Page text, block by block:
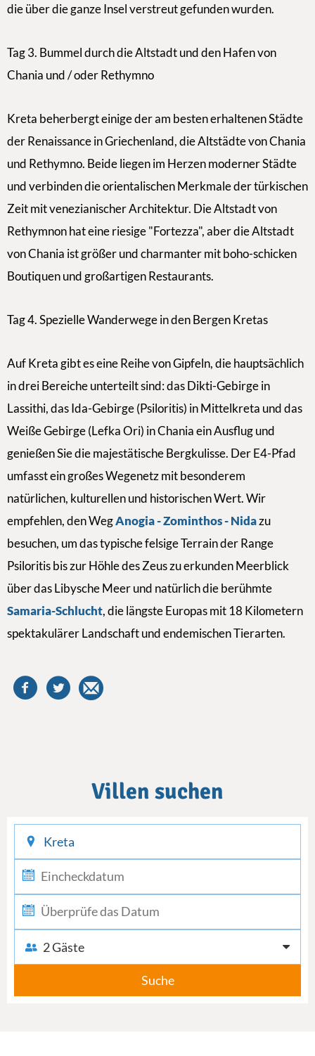
die über die ganze Insel verstreut gefunden wurden.
Tag 3. Bummel durch die Altstadt und den Hafen von
Chania und / oder Rethymno
Kreta beherbergt einige der am besten erhaltenen Städte
der Renaissance in Griechenland, die Altstädte von Chania
und Rethymno. Beide liegen im Herzen moderner Städte
und verbinden die orientalischen Merkmale der türkischen
Zeit mit venezianischer Architektur. Die Altstadt von
Rethymnon hat eine riesige "Fortezza", aber die Altstadt
von Chania ist größer und charmanter mit boho-schicken
Boutiquen und großartigen Restaurants.
Tag 4. Spezielle Wanderwege in den Bergen Kretas
Auf Kreta gibt es eine Reihe von Gipfeln, die hauptsächlich
in drei Bereiche unterteilt sind: das Dikti-Gebirge in
Lassithi, das Ida-Gebirge (Psiloritis) in Mittelkreta und das
Weiße Gebirge (Lefka Ori) in Chania ein Ausflug und
genießen Sie die majestätische Bergkulisse. Der E4-Pfad
umfasst ein großes Wegenetz mit besonderem
natürlichen, kulturellen und historischen Wert. Wir
empfehlen, den WegAnogia - Zominthos - Nidazu
besuchen, um das typische felsige Terrain der Range
Psiloritis bis zur Höhle des Zeus zu erkunden Meerblick
über das Libysche Meer und natürlich die berühmte
Samaria-Schlucht, die längste Europas mit 18 Kilometern
spektakulärer Landschaft und endemischen Tierarten.
Villen suchen
2 Gäste
Suche